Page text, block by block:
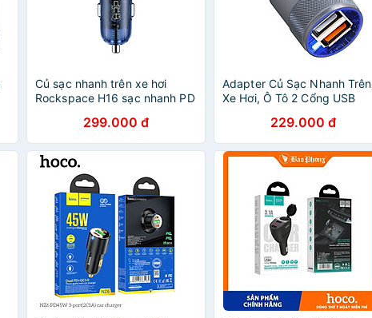
Củ sạc nhanh trên xe hơi
Rockspace H16 sạc nhanh PD
Hàng chính hãng bảo hành 12
tháng
299.000 đ
Adapter Củ Sạc Nhanh Trên
Xe Hơi, Ô Tô 2 Cổng USB
YOPIN YE-CC019F - Hàng
Nhập Khẩu
229.000 đ